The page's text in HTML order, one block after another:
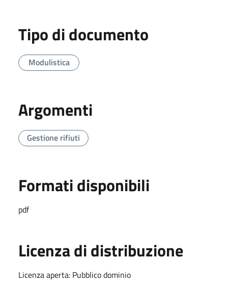
Tipo di documento
Modulistica
Argomenti
Gestione rifiuti
Formati disponibili
pdf
Licenza di distribuzione
Licenza aperta: Pubblico dominio